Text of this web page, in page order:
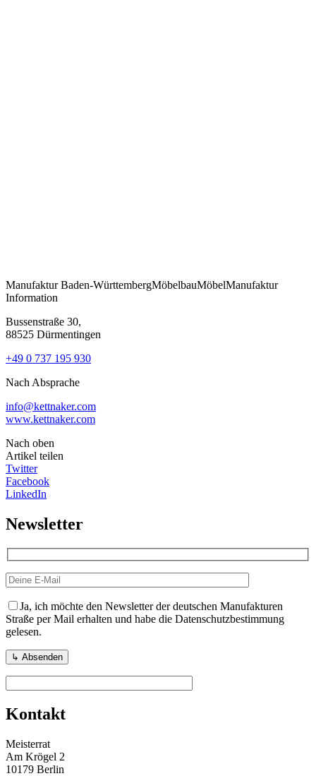
Manufaktur Baden-WürttembergMöbelbauMöbelManufaktur
Information
Bussenstraße 30,
88525 Dürmentingen
+49 0 737 195 930
Nach Absprache
info@kettnaker.com
www.kettnaker.com
Nach oben
Artikel teilen
Twitter
Facebook
LinkedIn
Newsletter
Ja, ich möchte den Newsletter der deutschen Manufakturen
Straße per Mail erhalten und habe die Datenschutzbestimmung
gelesen.
Kontakt
Meisterrat
Am Krögel 2
10179 Berlin